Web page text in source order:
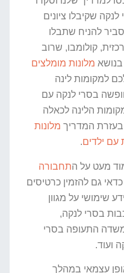
שקיבלו ציונים
להניח שתבלו
קולומבו, שרוב
מלונות מומלצים
למקומות לינה
בסרי לנקה עם
הלינה לכאלה
המדריך מלונות
עם ילדים.
מעט על התחבורה
גם להזמין כרטיסים
שימושי על מגוון
בסרי לנקה,
התעופה בסרי
ועוד.
עצמאי במהלך